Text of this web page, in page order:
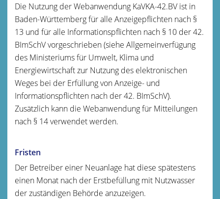
Die Nutzung der Webanwendung KaVKA-42.BV ist in
Baden-Württemberg für alle Anzeigepflichten nach §
13 und für alle Informationspflichten nach § 10 der 42.
BImSchV vorgeschrieben (siehe Allgemeinverfügung
des Ministeriums für Umwelt, Klima und
Energiewirtschaft zur Nutzung des elektronischen
Weges bei der Erfüllung von Anzeige- und
Informationspflichten nach der 42. BImSchV).
Zusätzlich kann die Webanwendung für Mitteilungen
nach § 14 verwendet werden.
Fristen
Der Betreiber einer Neuanlage hat diese spätestens
einen Monat nach der Erstbefüllung mit Nutzwasser
der zuständigen Behörde anzuzeigen.